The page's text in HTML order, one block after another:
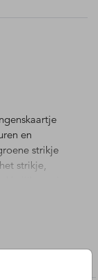
en
strikje
strikje,
strikje